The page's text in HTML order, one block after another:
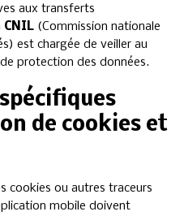
aux transferts
CNIL (Commission nationale
est chargée de veiller au
protection des données.
de cookies et
cookies ou autres traceurs
mobile doivent